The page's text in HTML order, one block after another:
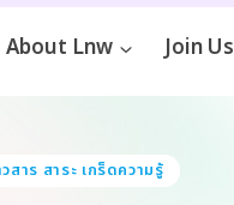
About Lnw Join Us
สาร สาระ เกร็ดความรู้